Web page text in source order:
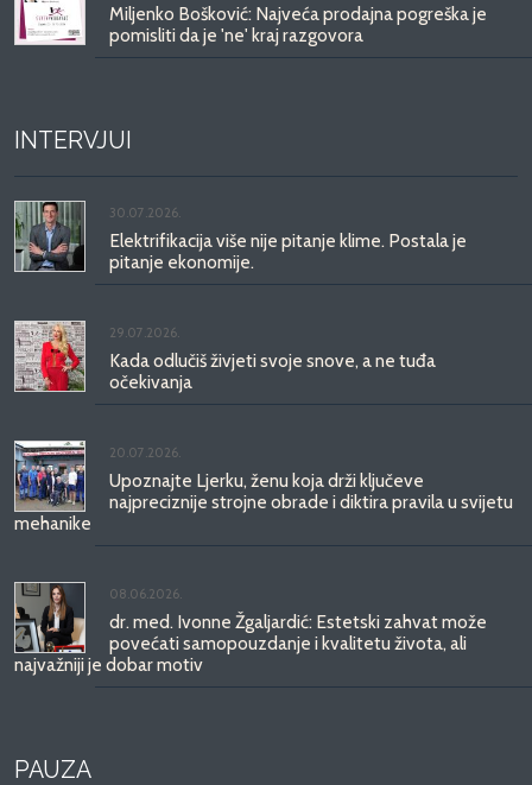
Miljenko Bošković: Najveća prodajna pogreška je
pomisliti da je 'ne' kraj razgovora
INTERVJUI
30.07.2026.
Elektrifikacija više nije pitanje klime. Postala je
pitanje ekonomije.
29.07.2026.
Kada odlučiš živjeti svoje snove, a ne tuđa
očekivanja
20.07.2026.
Upoznajte Ljerku, ženu koja drži ključeve
najpreciznije strojne obrade i diktira pravila u svijetu
mehanike
08.06.2026.
dr. med. Ivonne Žgaljardić: Estetski zahvat može
povećati samopouzdanje i kvalitetu života, ali
najvažniji je dobar motiv
PAUZA